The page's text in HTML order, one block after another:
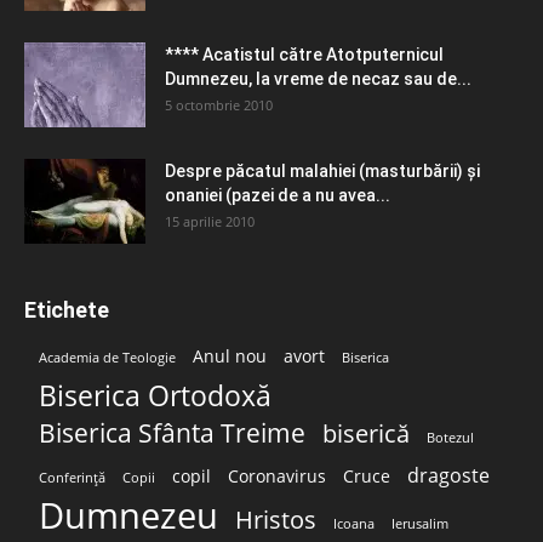
**** Acatistul către Atotputernicul
Dumnezeu, la vreme de necaz sau de...
5 octombrie 2010
Despre păcatul malahiei (masturbării) şi
onaniei (pazei de a nu avea...
15 aprilie 2010
Etichete
Academia de Teologie Anul nou avort Biserica
Biserica Ortodoxă
Biserica Sfânta Treime biserică Botezul
Conferință Copii copil Coronavirus Cruce dragoste
Dumnezeu Hristos Icoana Ierusalim